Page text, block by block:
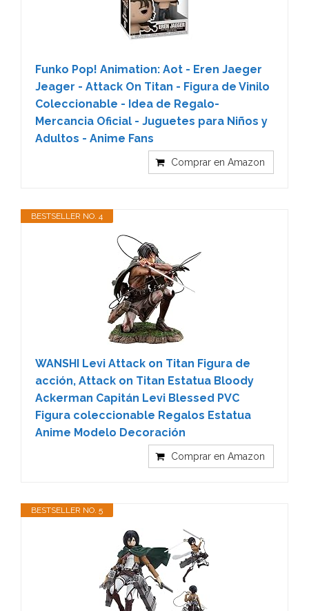
Funko Pop! Animation: Aot - Eren Jaeger
Jeager - Attack On Titan - Figura de Vinilo
Coleccionable - Idea de Regalo-
Mercancia Oficial - Juguetes para Niños y
Adultos - Anime Fans
Comprar en Amazon
BESTSELLER NO. 4
WANSHI Levi Attack on Titan Figura de
acción, Attack on Titan Estatua Bloody
Ackerman Capitán Levi Blessed PVC
Figura coleccionable Regalos Estatua
Anime Modelo Decoración
Comprar en Amazon
BESTSELLER NO. 5